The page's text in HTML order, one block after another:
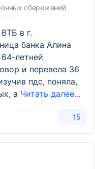
сбережений
в г.
банка Алина
летней
и перевела 36
пдс, поняла,
а Читать далее...
15